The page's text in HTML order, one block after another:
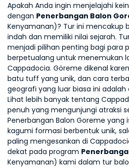
Apakah Anda ingin menjelajahi
dengan Penerbangan Balon
Kenyamanan)? Tur ini mencakup
indah dan memiliki nilai sejarah.
menjadi pilihan penting bagi para
berpetualang untuk menemukan
Cappadocia. Göreme dikenal
batu tuff yang unik, dan cara
geografi yang luar biasa ini
Lihat lebih banyak tentang
penuh yang mengunjungi atraksi
Penerbangan Balon Goreme yang
kagumi formasi berbentuk unik,
paling mengesankan di
dekat pada program
Kenyamanan) kami dalam tur